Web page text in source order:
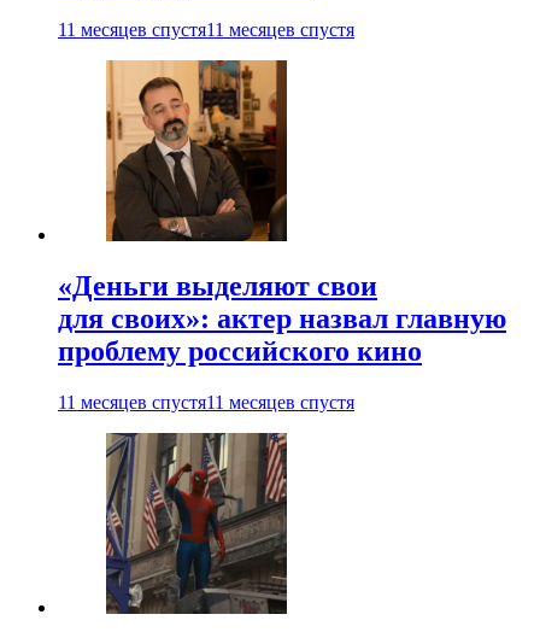
11 месяцев спустя11 месяцев спустя
«Деньги выделяют свои
для своих»: актер назвал главную
проблему российского кино
11 месяцев спустя11 месяцев спустя